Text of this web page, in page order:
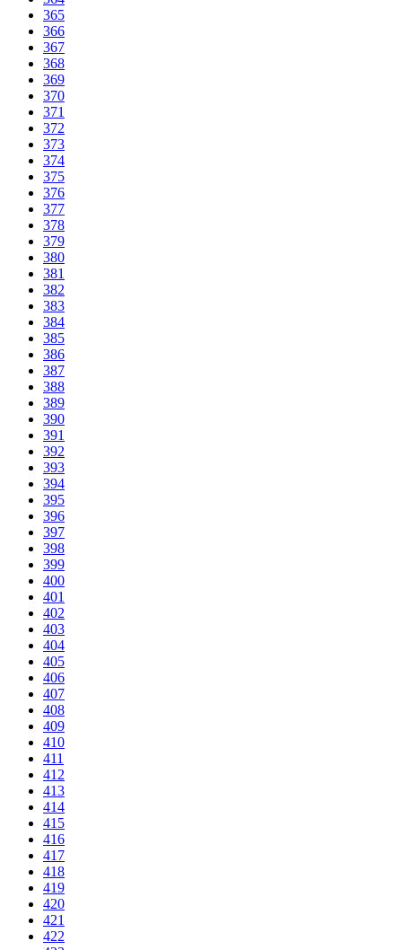
365
366
367
368
369
370
371
372
373
374
375
376
377
378
379
380
381
382
383
384
385
386
387
388
389
390
391
392
393
394
395
396
397
398
399
400
401
402
403
404
405
406
407
408
409
410
411
412
413
414
415
416
417
418
419
420
421
422